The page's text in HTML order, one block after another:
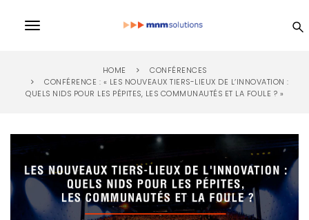
T
g
n
HOME
CONFÉRENCES
CONFÉRENCE : « LES NOUVEAUX TIERS-LIEUX DE L’INNOVATION :
QUELS NIDS POUR LES PÉPITES, LES COMMUNAUTÉS ET LA FOULE ? »